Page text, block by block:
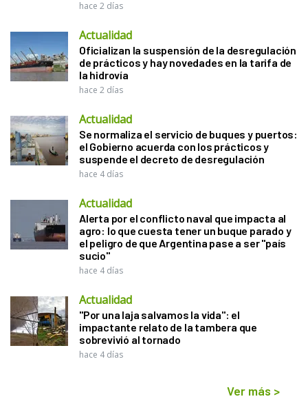
hace 2 días
Actualidad
Oficializan la suspensión de la desregulación
de prácticos y hay novedades en la tarifa de
la hidrovía
hace 2 días
Actualidad
Se normaliza el servicio de buques y puertos:
el Gobierno acuerda con los prácticos y
suspende el decreto de desregulación
hace 4 días
Actualidad
Alerta por el conflicto naval que impacta al
agro: lo que cuesta tener un buque parado y
el peligro de que Argentina pase a ser "país
sucio"
hace 4 días
Actualidad
"Por una laja salvamos la vida": el
impactante relato de la tambera que
sobrevivió al tornado
hace 4 días
Ver más >